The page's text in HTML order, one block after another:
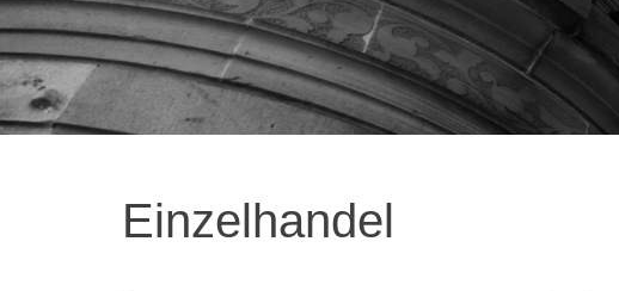
Einzelhandel